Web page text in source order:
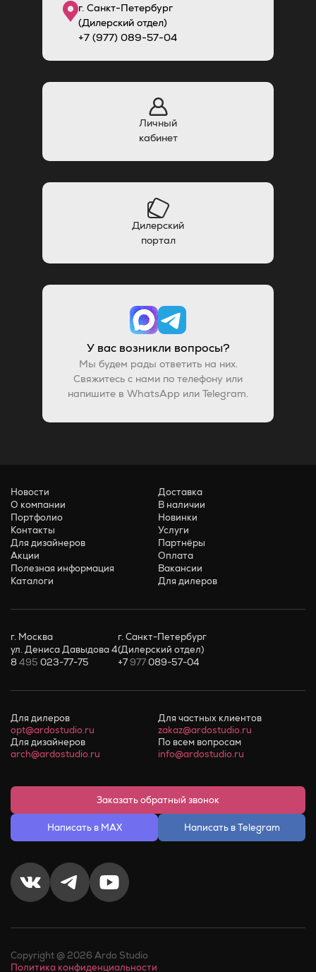
г. Санкт-Петербург
(Дилерский отдел)
+7 (977) 089-57-04
Личный
кабинет
Дилерский
портал
У вас возникли вопросы?
Мы будем рады ответить на них.
Свяжитесь с нами по телефону или
напишите в WhatsApp или Telegram.
Новости
О компании
Портфолио
Контакты
Для дизайнеров
Акции
Полезная информация
Каталоги
Доставка
В наличии
Новинки
Услуги
Партнёры
Оплата
Вакансии
Для дилеров
г. Москва
ул. Дениса Давыдова 4
8495 023-77-75
г. Санкт-Петербург
(Дилерский отдел)
+7977089-57-04
Для дилеров
opt@ardostudio.ru
Для частных клиентов
zakaz@ardostudio.ru
Для дизайнеров
arch@ardostudio.ru
По всем вопросам
info@ardostudio.ru
Заказать обратный звонок
Написать в MAX Написать в Telegram
Copyright @ 2026 Ardo Studio
Политика конфиденциальности